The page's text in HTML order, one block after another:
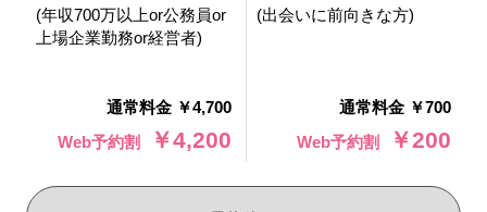
(年収700万以上or公務員or
上場企業勤務or経営者)
通常料金 ￥4,700
Web予約割
￥4,200
(出会いに前向きな方)
通常料金 ￥700
Web予約割
￥200